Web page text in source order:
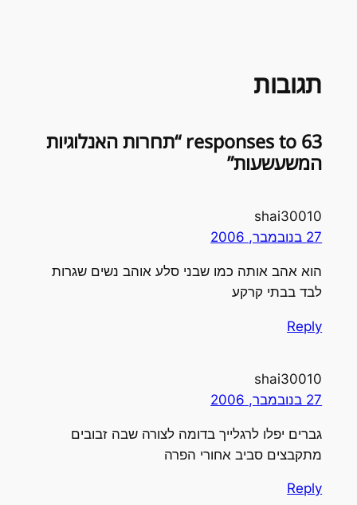
תגובות
63 responses to “תחרות האנלוגיות
המשעשעות”
shai30010
27 בנובמבר, 2006
הוא אהב אותה כמו שבני סלע אוהב נשים שגרות
לבד בבתי קרקע
Reply
shai30010
27 בנובמבר, 2006
גברים יפלו לרגלייך בדומה לצורה שבה זבובים
מתקבצים סביב אחורי הפרה
Reply